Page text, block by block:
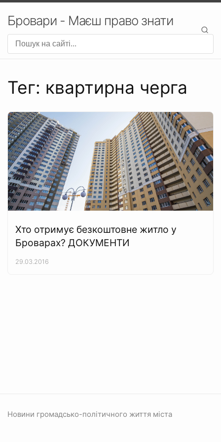
Бровари - Маєш право знати
Тег: квартирна черга
Хто отримує безкоштовне житло у
Броварах? ДОКУМЕНТИ
29.03.2016
Новини громадсько-політичного життя міста